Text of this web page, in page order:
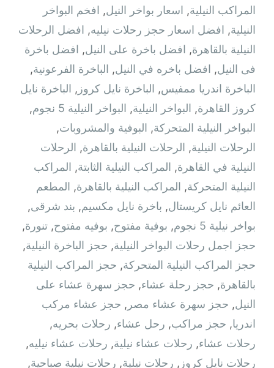
المراكب النيلية, اسعار بواخر النيل, افخم البواخر
النيلية, افضل اسعار حجز رحلات نيليه, افضل الرحلات
النيلية بالقاهرة, افضل باخرة على النيل, افضل باخرة
فى النيل, افضل باخره في النيل, الباخرة الفرعونية,
الباخرة اندريا ممفيس, الباخرة نايل كروز , الباخرة نايل
كروز القاهرة, البواخر النيلية, البواخر النيلية 5 نجوم
,
البواخر النيلية المتحركة, البوفية والمشروبات,
الرحلات النيلية, الرحلات النيلية بالقاهرة, الرحلات
النيلية في القاهرة, المراكب النيلية الثابتة, المراكب
النيلية المتحركة, المراكب النيلية بالقاهرة, المطعم
العائم نايل كريستال, باخرة نايل مكسيم, بند شرقى,
بواخر نيلية 5 نجوم
, بوفية مفتوح, بوفيه مفتوح, تنورة,
حجز اجمل رحلات البواخر النيلية, حجز الباخرة النيلية,
حجز المراكب النيلية المتحركة, حجز المراكب النيلية
بالقاهرة, حجز رحلة عشاء, حجز سهرة عشاء على
النيل, حجز سهرة عشاء مصر , حجز عشاء مركب
اندريا, حجز مراكب, رحل عشاء, رحلات بحريه,
رحلات عشاء, رحلات عشاء نيلية, رحلات عشاء نيليه,
رحلات نايل كروز , رحلات نيلية, رحلات نيلية صباحية,